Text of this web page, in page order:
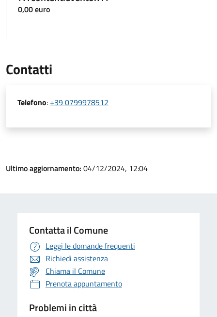
0,00 euro
Contatti
Telefono: +39 0799978512
Ultimo aggiornamento: 04/12/2024, 12:04
Contatta il Comune
Leggi le domande frequenti
Richiedi assistenza
Chiama il Comune
Prenota appuntamento
Problemi in città